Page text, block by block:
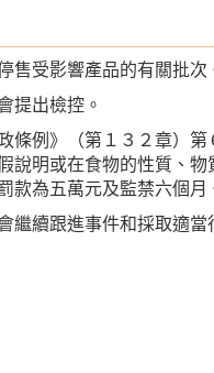
售受影響產品的有關批次
提出檢控。
條例》（第１３２章）
說明或在食物的性質、
款為五萬元及監禁六個月
繼續跟進事件和採取適當